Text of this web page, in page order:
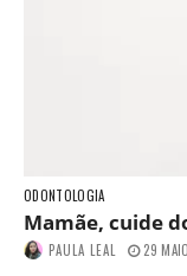
ODONTOLOGIA
Mamãe, cuide
PAULA LEAL 29